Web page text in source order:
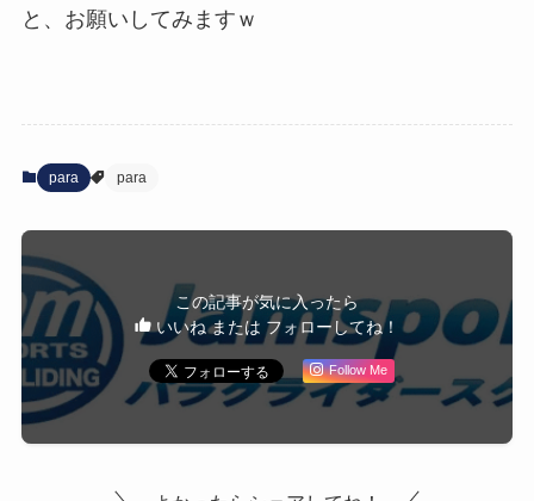
と、お願いしてみますｗ
para para
この記事が気に入ったら
いいね または フォローしてね！
Follow Me